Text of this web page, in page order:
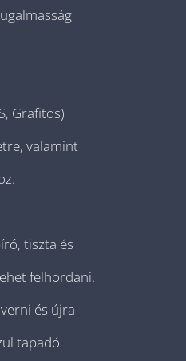
Grafitos)
valamint
tiszta és
felhordani.
és újra
tapadó